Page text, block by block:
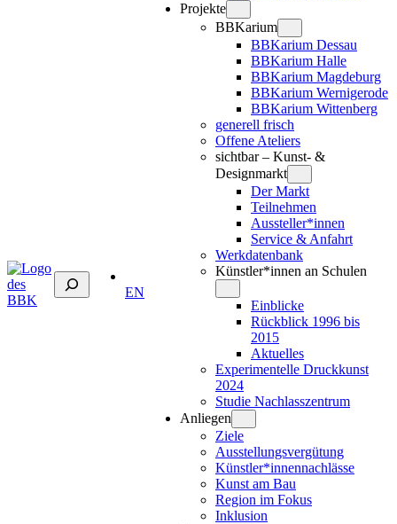
Suchen
EN
Projekte
BBKarium
BBKarium Dessau
BBKarium Halle
BBKarium Magdeburg
BBKarium Wernigerode
BBKarium Wittenberg
generell frisch
Offene Ateliers
sichtbar – Kunst- &
Designmarkt
Der Markt
Teilnehmen
Aussteller*innen
Service & Anfahrt
Werkdatenbank
Künstler*innen an Schulen
Einblicke
Rückblick 1996 bis
2015
Aktuelles
Experimentelle Druckkunst
2024
Studie Nachlasszentrum
Anliegen
Ziele
Ausstellungsvergütung
Künstler*innennachlässe
Kunst am Bau
Region im Fokus
Inklusion